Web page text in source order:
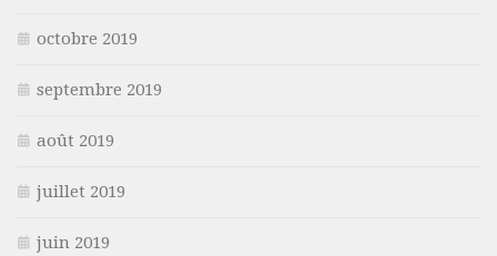
octobre 2019
septembre 2019
août 2019
juillet 2019
juin 2019